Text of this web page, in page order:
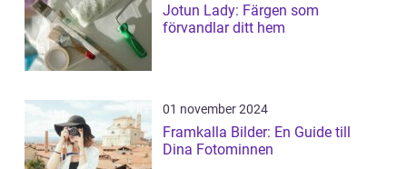
Jotun Lady: Färgen som
förvandlar ditt hem
01 november 2024
Framkalla Bilder: En Guide till
Dina Fotominnen